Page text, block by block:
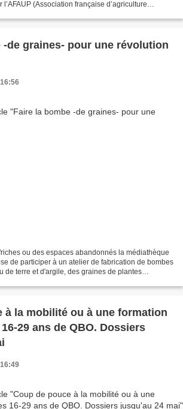
(Association française d’agriculture
-de graines- pour une révolution
ou des espaces abandonnés la médiathèque
de participer à un atelier de fabrication de bombes
de terre et d'argile, des graines de plantes
à la mobilité ou à une formation
29 ans de QBO. Dossiers